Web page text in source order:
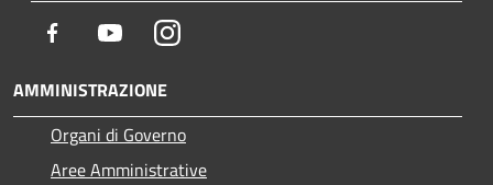
Facebook YoutubeInstagram
AMMINISTRAZIONE
Organi di Governo
Aree Amministrative